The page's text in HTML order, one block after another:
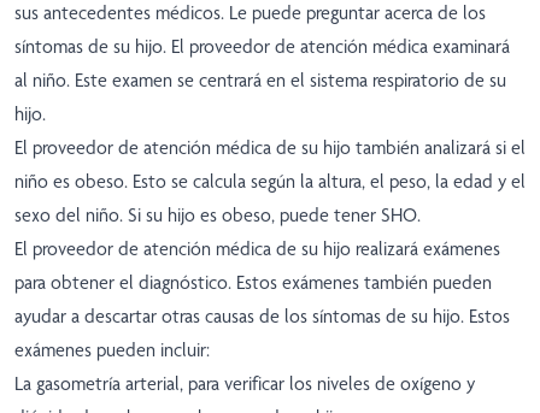
sus antecedentes médicos. Le puede preguntar acerca de los
síntomas de su hijo. El proveedor de atención médica examinará
al niño. Este examen se centrará en el sistema respiratorio de su
hijo.
El proveedor de atención médica de su hijo también analizará si el
niño es obeso. Esto se calcula según la altura, el peso, la edad y el
sexo del niño. Si su hijo es obeso, puede tener SHO.
El proveedor de atención médica de su hijo realizará exámenes
para obtener el diagnóstico. Estos exámenes también pueden
ayudar a descartar otras causas de los síntomas de su hijo. Estos
exámenes pueden incluir:
La gasometría arterial, para verificar los niveles de oxígeno y